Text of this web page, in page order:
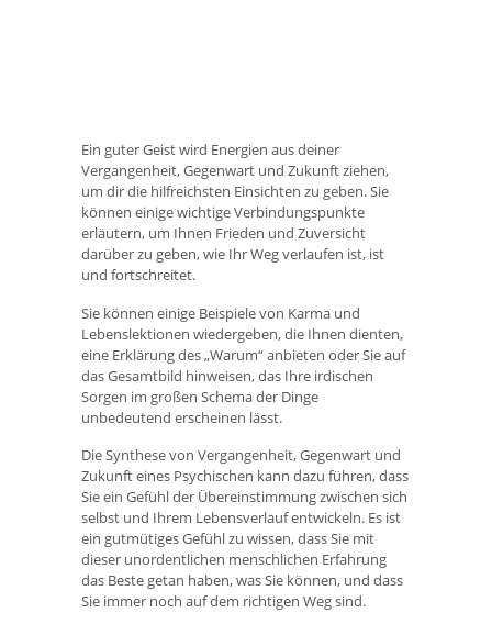
Ein guter Geist wird Energien aus deiner
Vergangenheit, Gegenwart und Zukunft ziehen,
um dir die hilfreichsten Einsichten zu geben. Sie
können einige wichtige Verbindungspunkte
erläutern, um Ihnen Frieden und Zuversicht
darüber zu geben, wie Ihr Weg verlaufen ist, ist
und fortschreitet.
Sie können einige Beispiele von Karma und
Lebenslektionen wiedergeben, die Ihnen dienten,
eine Erklärung des „Warum“ anbieten oder Sie auf
das Gesamtbild hinweisen, das Ihre irdischen
Sorgen im großen Schema der Dinge
unbedeutend erscheinen lässt.
Die Synthese von Vergangenheit, Gegenwart und
Zukunft eines Psychischen kann dazu führen, dass
Sie ein Gefühl der Übereinstimmung zwischen sich
selbst und Ihrem Lebensverlauf entwickeln. Es ist
ein gutmütiges Gefühl zu wissen, dass Sie mit
dieser unordentlichen menschlichen Erfahrung
das Beste getan haben, was Sie können, und dass
Sie immer noch auf dem richtigen Weg sind.